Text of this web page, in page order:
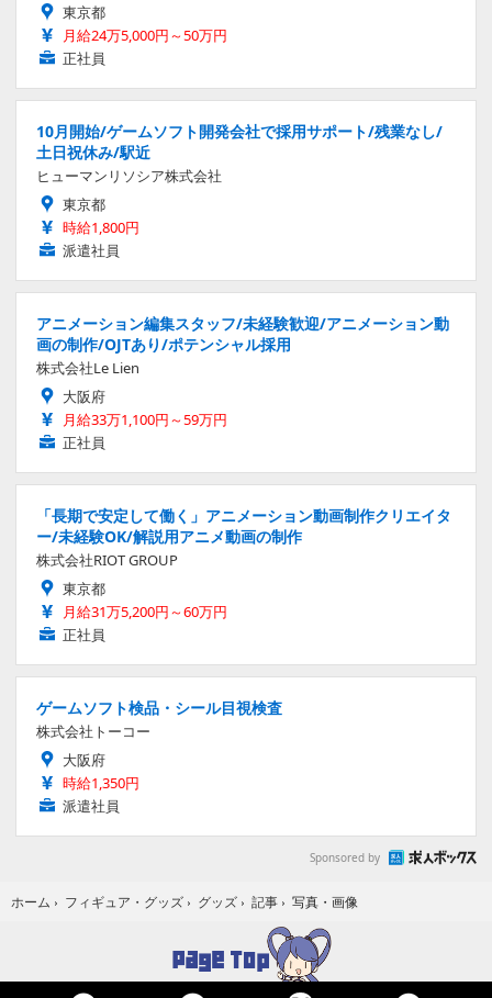
東京都
月給24万5,000円～50万円
正社員
10月開始/ゲームソフト開発会社で採用サポート/残業なし/
土日祝休み/駅近
ヒューマンリソシア株式会社
東京都
時給1,800円
派遣社員
アニメーション編集スタッフ/未経験歓迎/アニメーション動
画の制作/OJTあり/ポテンシャル採用
株式会社Le Lien
大阪府
月給33万1,100円～59万円
正社員
「長期で安定して働く」アニメーション動画制作クリエイタ
ー/未経験OK/解説用アニメ動画の制作
株式会社RIOT GROUP
東京都
月給31万5,200円～60万円
正社員
ゲームソフト検品・シール目視検査
株式会社トーコー
大阪府
時給1,350円
派遣社員
Sponsored by
ホーム › フィギュア・グッズ › グッズ › 記事 › 写真・画像